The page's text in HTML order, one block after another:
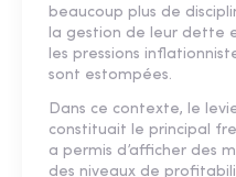
beaucoup plus de
la gestion de leur dette
les pressions
sont estompées.
Dans ce contexte, le
constituait le principal
a permis d’afficher des
des niveaux de